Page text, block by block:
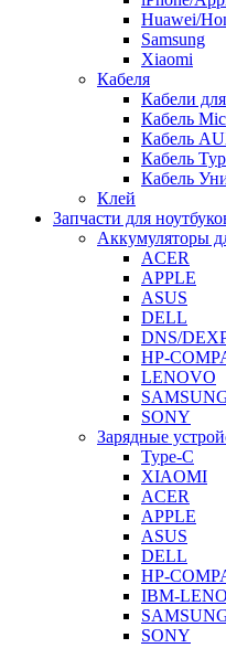
Huawei/
Samsung
Xiaomi
Кабеля
Кабели
Кабель
Кабель
Кабель
Кабель
Клей
Запчасти для
Аккумуляторы
ACER
APPLE
ASUS
DELL
DNS/
HP-
LENOVO
SONY
Зарядные
Type-C
XIAOMI
ACER
APPLE
ASUS
DELL
HP-
IBM-
SONY